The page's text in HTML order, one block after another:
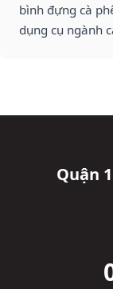
bình đựng cà
dụng cụ ngành
Quận